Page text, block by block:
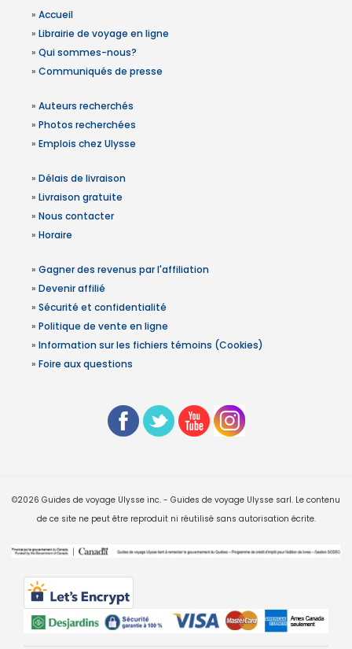
» Accueil
» Librairie de voyage en ligne
» Qui sommes-nous?
» Communiqués de presse
» Auteurs recherchés
» Photos recherchées
» Emplois chez Ulysse
» Délais de livraison
» Livraison gratuite
» Nous contacter
» Horaire
» Gagner des revenus par l'affiliation
» Devenir affilié
» Sécurité et confidentialité
» Politique de vente en ligne
» Information sur les fichiers témoins (Cookies)
» Foire aux questions
©2026 Guides de voyage Ulysse inc. - Guides de voyage Ulysse sarl. Le contenu
de ce site ne peut être reproduit ni réutilisé sans autorisation écrite.